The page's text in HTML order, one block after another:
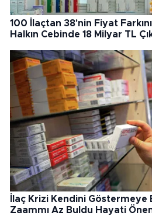
100 İlaçtan 38'nin Fiyat
Halkın Cebinde 18 Milyar TL
İlaç Krizi Kendini Göstermeye
Zaammı Az Buldu Hayati